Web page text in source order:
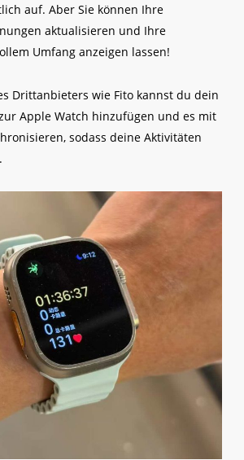
auf. Aber Sie können Ihre
aktualisieren und Ihre
Umfang anzeigen lassen!
Drittanbieters wie Fito kannst du dein
Apple Watch hinzufügen und es mit
sodass deine Aktivitäten